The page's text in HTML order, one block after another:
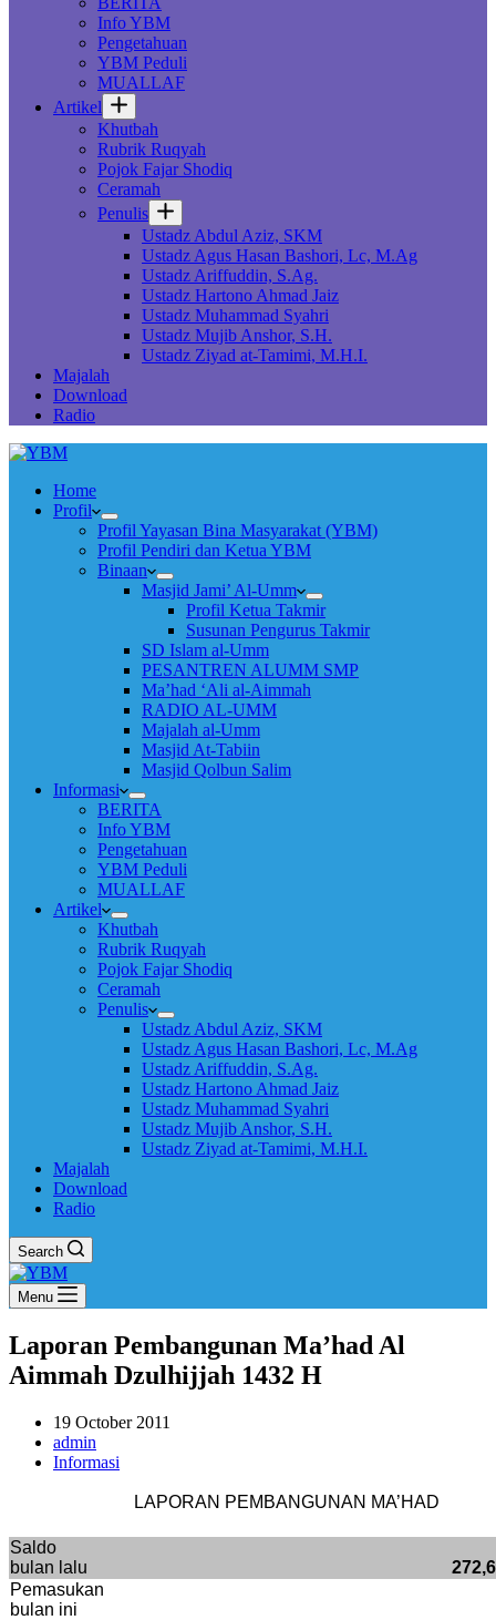
Info YBM
Pengetahuan
YBM Peduli
MUALLAF
Artikel
Khutbah
Rubrik Ruqyah
Pojok Fajar Shodiq
Ceramah
Penulis
Ustadz Abdul Aziz, SKM
Ustadz Agus Hasan Bashori, Lc, M.Ag
Ustadz Ariffuddin, S.Ag.
Ustadz Hartono Ahmad Jaiz
Ustadz Muhammad Syahri
Ustadz Mujib Anshor, S.H.
Ustadz Ziyad at-Tamimi, M.H.I.
Majalah
Download
Radio
Home
Profil
Profil Yayasan Bina Masyarakat (YBM)
Profil Pendiri dan Ketua YBM
Binaan
Masjid Jami’ Al-Umm
Profil Ketua Takmir
Susunan Pengurus Takmir
SD Islam al-Umm
PESANTREN ALUMM SMP
Ma’had ‘Ali al-Aimmah
RADIO AL-UMM
Majalah al-Umm
Masjid At-Tabiin
Masjid Qolbun Salim
Informasi
BERITA
Info YBM
Pengetahuan
YBM Peduli
MUALLAF
Artikel
Khutbah
Rubrik Ruqyah
Pojok Fajar Shodiq
Ceramah
Penulis
Ustadz Abdul Aziz, SKM
Ustadz Agus Hasan Bashori, Lc, M.Ag
Ustadz Ariffuddin, S.Ag.
Ustadz Hartono Ahmad Jaiz
Ustadz Muhammad Syahri
Ustadz Mujib Anshor, S.H.
Ustadz Ziyad at-Tamimi, M.H.I.
Majalah
Download
Radio
Search
Menu
Laporan Pembangunan Ma’had Al
Aimmah Dzulhijjah 1432 H
19 October 2011
admin
Informasi
LAPORAN PEMBANGUNAN MA’HAD
Saldo
bulan lalu
Pemasukan
bulan ini